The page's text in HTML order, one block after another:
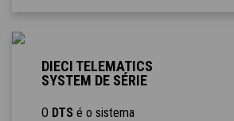
DIECI TELEMATICS
SYSTEM DE SÉRIE
O DTS é o sistema